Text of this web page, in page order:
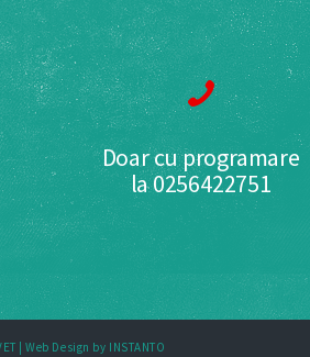
Doar cu programare
la 0256422751
|Web Design by INSTANTO